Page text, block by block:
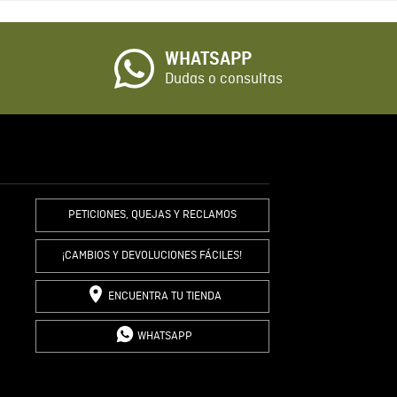
COMENTARIO
WHATSAPP
Dudas o consultas
PETICIONES, QUEJAS Y RECLAMOS
¡CAMBIOS Y DEVOLUCIONES FÁCILES!
ENCUENTRA TU TIENDA
WHATSAPP